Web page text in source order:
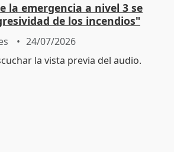
la emergencia a nivel 3 se
de los incendios"
24/07/2026